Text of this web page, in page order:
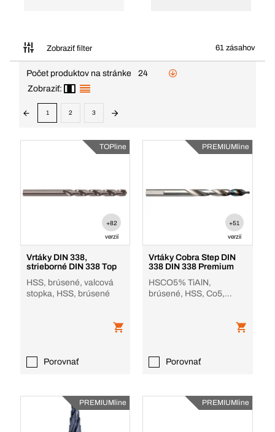
Zobraziť filter 61 zásahov
Počet produktov na stránke
24
Zobraziť:
1 2 3
TOPline
+82
verzií
Vrtáky DIN 338,
strieborné DIN 338 Top
HSS, brúsené, valcová
stopka, HSS, brúsené
Porovnať
PREMIUMline
+51
verzií
Vrtáky Cobra Step DIN
338 DIN 338 Premium
HSCO5% TiAlN,
brúsené, HSS, Co5,
Porovnať
PREMIUMline PREMIUMline